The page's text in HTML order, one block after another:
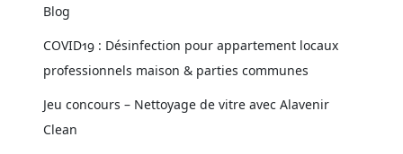
Blog
COVID19 : Désinfection pour appartement locaux
professionnels maison & parties communes
Jeu concours – Nettoyage de vitre avec Alavenir
Clean